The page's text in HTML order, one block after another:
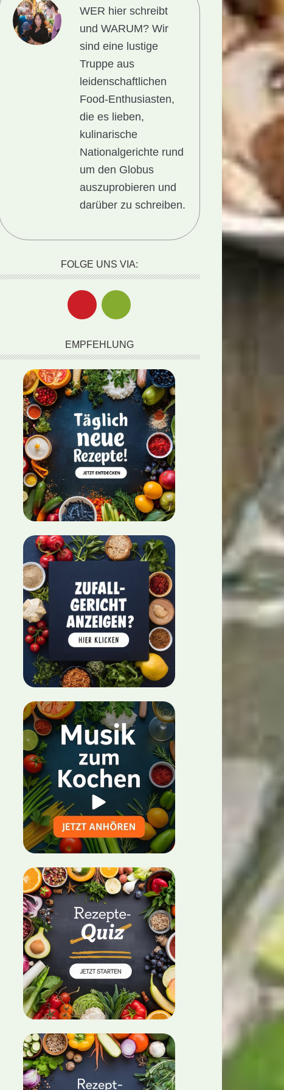
WER hier schreibt
und WARUM?Wir
sind eine lustige
Truppe aus
leidenschaftlichen
Food-Enthusiasten,
die es lieben,
kulinarische
Nationalgerichte rund
um den Globus
auszuprobieren und
darüber zu schreiben.
FOLGE UNS VIA:
EMPFEHLUNG